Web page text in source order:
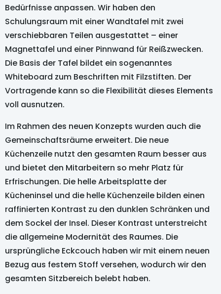
Bedürfnisse anpassen. Wir haben den
Schulungsraum mit einer Wandtafel mit zwei
verschiebbaren Teilen ausgestattet – einer
Magnettafel und einer Pinnwand für Reißzwecken.
Die Basis der Tafel bildet ein sogenanntes
Whiteboard zum Beschriften mit Filzstiften. Der
Vortragende kann so die Flexibilität dieses Elements
voll ausnutzen.
Im Rahmen des neuen Konzepts wurden auch die
Gemeinschaftsräume erweitert. Die neue
Küchenzeile nutzt den gesamten Raum besser aus
und bietet den Mitarbeitern so mehr Platz für
Erfrischungen. Die helle Arbeitsplatte der
Kücheninsel und die helle Küchenzeile bilden einen
raffinierten Kontrast zu den dunklen Schränken und
dem Sockel der Insel. Dieser Kontrast unterstreicht
die allgemeine Modernität des Raumes. Die
ursprüngliche Eckcouch haben wir mit einem neuen
Bezug aus festem Stoff versehen, wodurch wir den
gesamten Sitzbereich belebt haben.